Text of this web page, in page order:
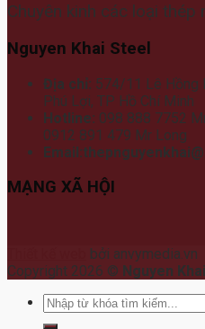
Chuyên kinh các loại thép
Nguyen Khai Steel
Địa chỉ: 574/11 Lê Hồng
Phú Lợi, TP Hồ Chí Minh
Hotline: 098 888 7752
0912 891 479 Mr Long
MẠNG XÃ HỘI
bởi anvymedia.vn
Copyright 2026 © Nguyen
Tìm
kiếm: